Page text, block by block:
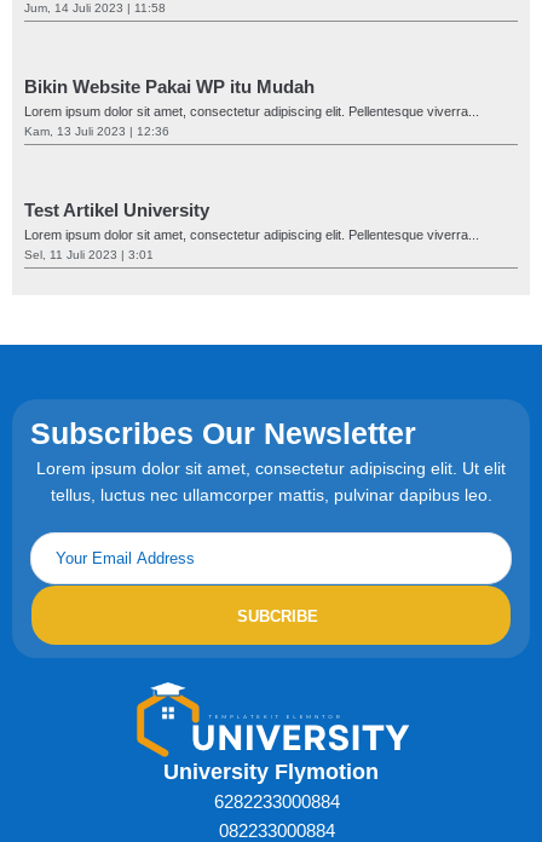
Jum, 14 Juli 2023 | 11:58
Bikin Website Pakai WP itu Mudah
Lorem ipsum dolor sit amet, consectetur adipiscing elit. Pellentesque viverra...
Kam, 13 Juli 2023 | 12:36
Test Artikel University
Lorem ipsum dolor sit amet, consectetur adipiscing elit. Pellentesque viverra...
Sel, 11 Juli 2023 | 3:01
Subscribes Our Newsletter
Lorem ipsum dolor sit amet, consectetur adipiscing elit. Ut elit
tellus, luctus nec ullamcorper mattis, pulvinar dapibus leo.
SUBCRIBE
University Flymotion
6282233000884
082233000884